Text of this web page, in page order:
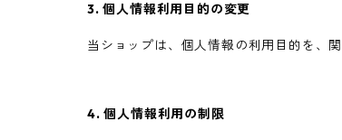
3. 個人情報利用目的の変更
当ショップは、個人情報の利用目的を、
4. 個人情報利用の制限